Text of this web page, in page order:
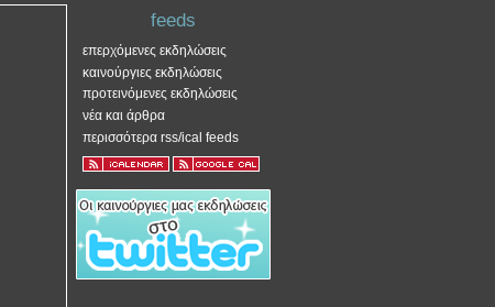
feeds
επερχόμενες εκδηλώσεις
καινούργιες εκδηλώσεις
προτεινόμενες εκδηλώσεις
νέα και άρθρα
περισσότερα rss/ical feeds